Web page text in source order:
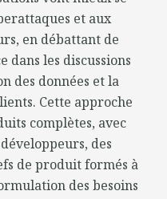
et aux
en débattant de
dans les discussions
des données et la
Cette approche
complètes, avec
des
de produit formés à
des besoins